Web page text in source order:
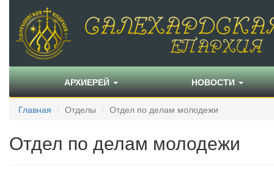
АРХИЕРЕЙ НОВОСТИ
Главная Отделы Отдел по делам молодежи
Отдел по делам молодежи